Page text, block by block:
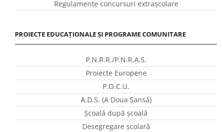
Regulamente concursuri extraşcolare
PROIECTE EDUCAȚIONALE ȘI PROGRAME COMUNITARE
P.N.R.R./P.N.R.A.S.
Proiecte Europene
P.O.C.U.
A.D.S. (A Doua Șansă)
Școală după școală
Desegregare școlară